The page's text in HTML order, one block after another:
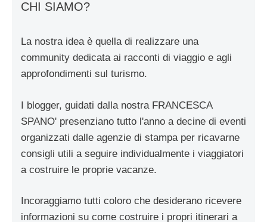
CHI SIAMO?
La nostra idea è quella di realizzare una
community dedicata ai racconti di viaggio e agli
approfondimenti sul turismo.
I blogger, guidati dalla nostra FRANCESCA
SPANO' presenziano tutto l'anno a decine di eventi
organizzati dalle agenzie di stampa per ricavarne
consigli utili a seguire individualmente i viaggiatori
a costruire le proprie vacanze.
Incoraggiamo tutti coloro che desiderano ricevere
informazioni su come costruire i propri itinerari a